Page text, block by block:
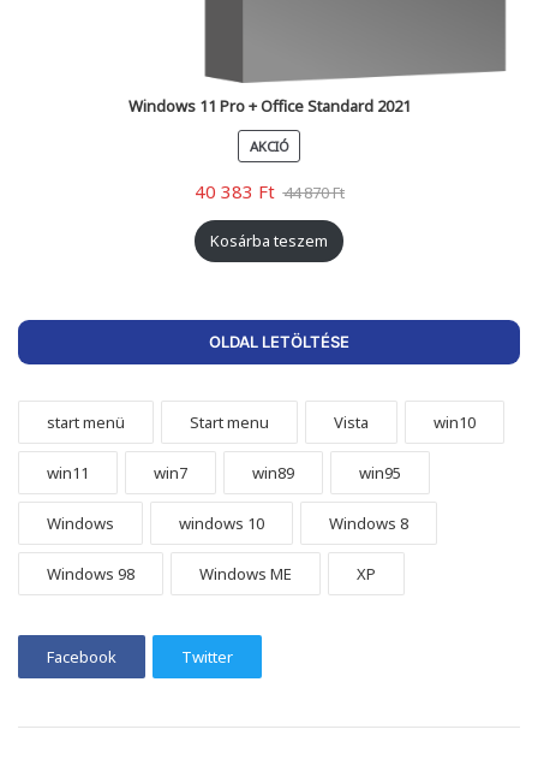
Windows 11 Pro + Office Standard 2021
AKCIÓ
44 870Ft
40 383 Ft
Kosárba teszem
OLDAL LETÖLTÉSE
start menü Start menu Vista win10
win11 win7 win89 win95
Windows windows 10 Windows 8
Windows 98 Windows ME XP
Facebook Twitter